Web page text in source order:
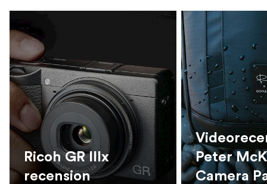
Ricoh GR IIIx
recension
Peter
Camera